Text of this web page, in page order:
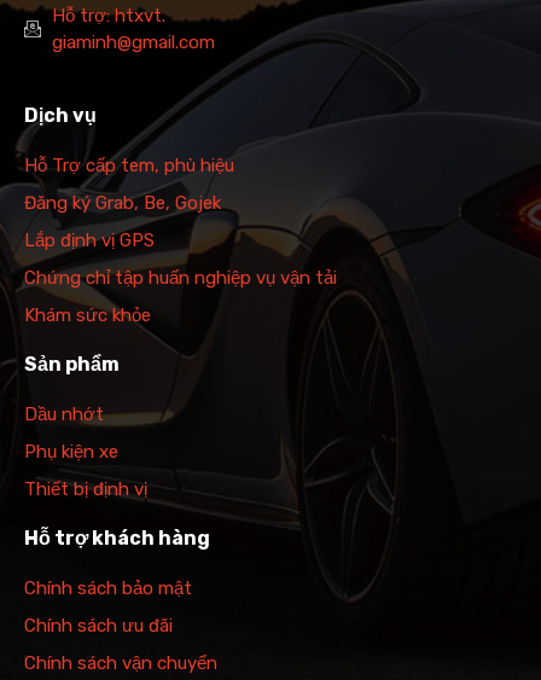
Hỗ trợ: htxvt.
giaminh@gmail.com
Dịch vụ
Hỗ Trợ cấp tem, phù hiệu
Đăng ký Grab, Be, Gojek
Lắp định vị GPS
Chứng chỉ tập huấn nghiệp vụ vận tải
Khám sức khỏe
Sản phẩm
Dầu nhớt
Phụ kiện xe
Thiết bị định vị
Hỗ trợ khách hàng
Chính sách bảo mật
Chính sách ưu đãi
Chính sách vận chuyển